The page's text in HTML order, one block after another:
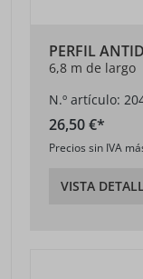
PERFIL
6,8 m de largo
N.º artículo:
26,50 €*
Precios sin IVA
VISTA